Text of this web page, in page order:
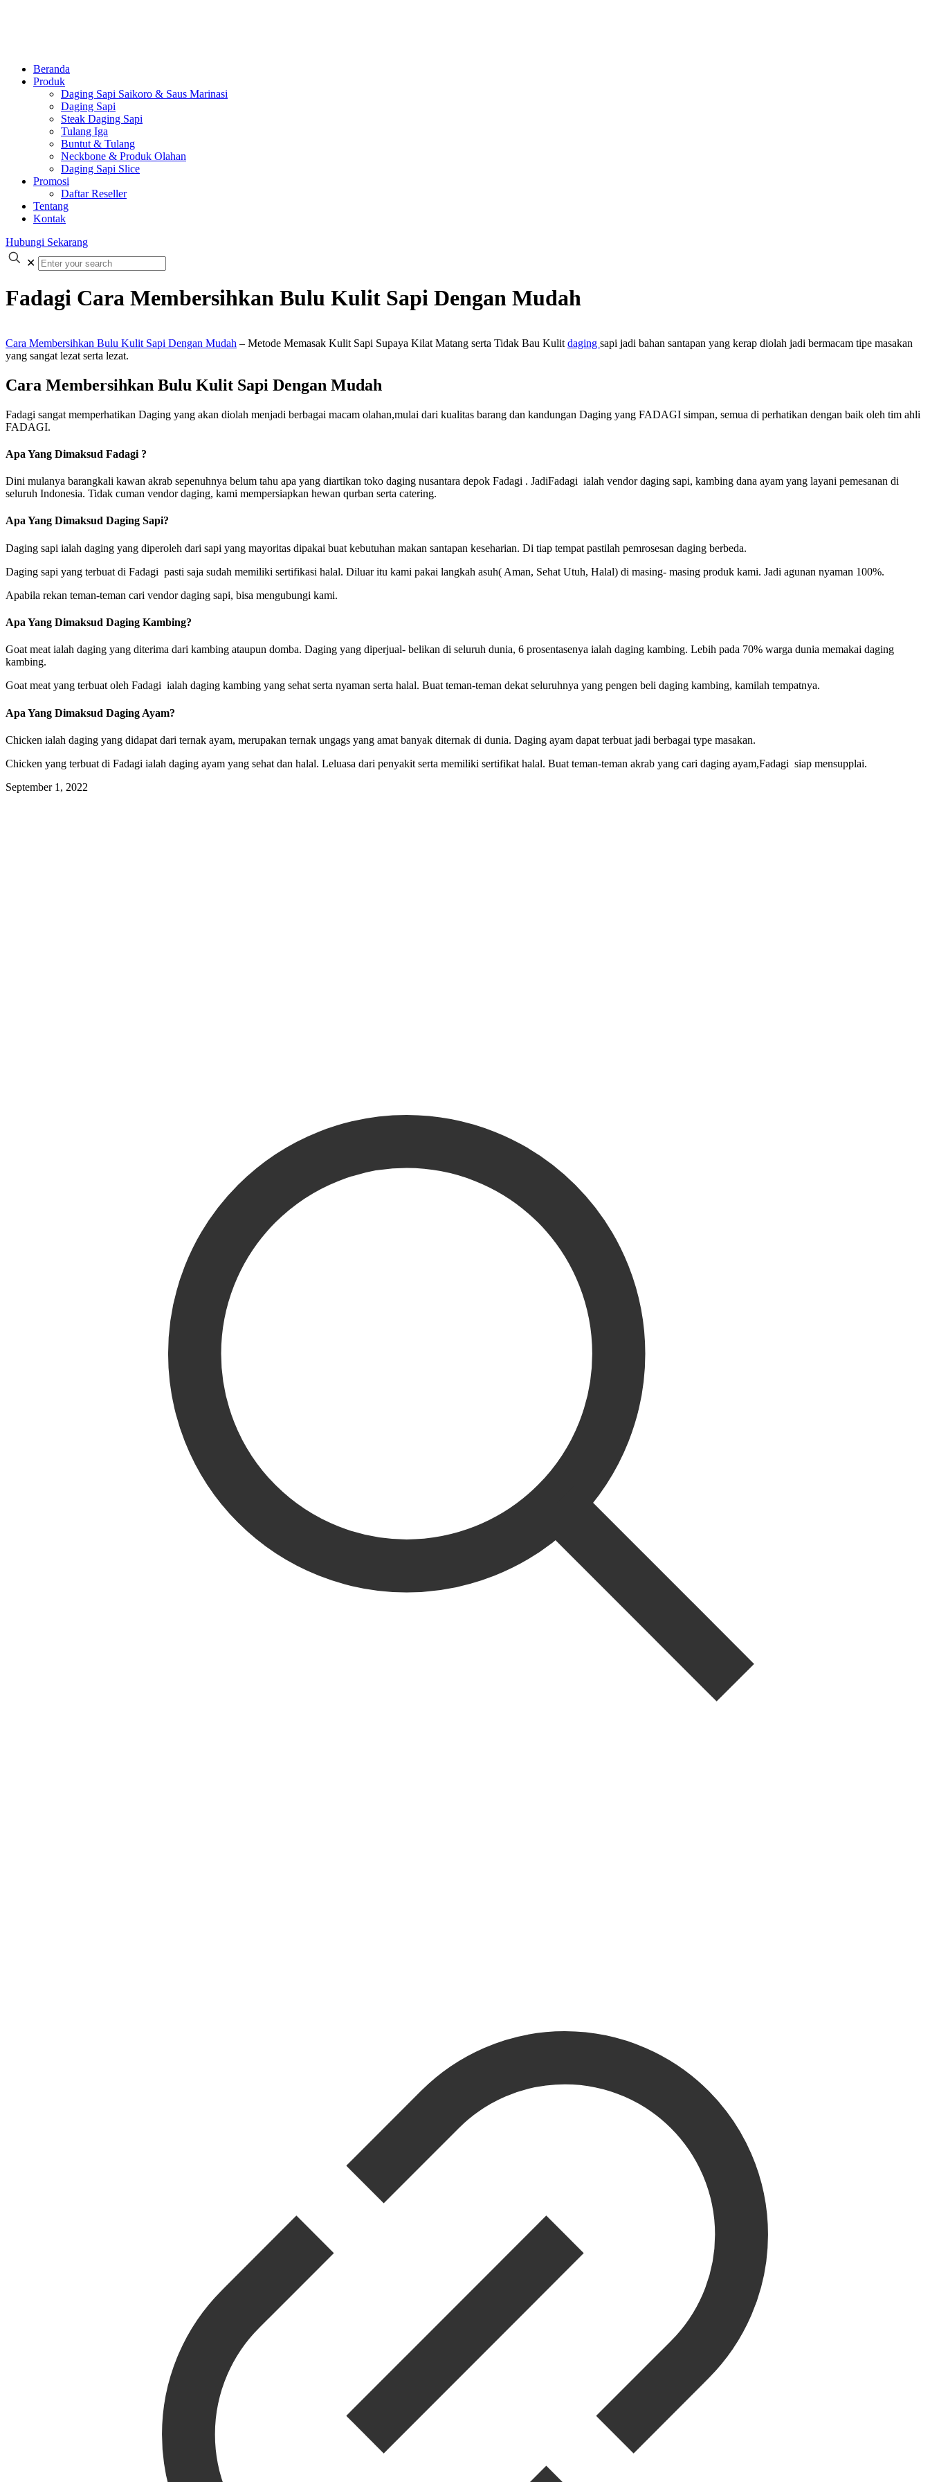
Beranda
Produk
Daging Sapi Saikoro & Saus Marinasi
Daging Sapi
Steak Daging Sapi
Tulang Iga
Buntut & Tulang
Neckbone & Produk Olahan
Daging Sapi Slice
Promosi
Daftar Reseller
Tentang
Kontak
Hubungi Sekarang
✕
Fadagi Cara Membersihkan Bulu Kulit Sapi Dengan Mudah
Cara Membersihkan Bulu Kulit Sapi Dengan Mudah – Metode Memasak Kulit Sapi Supaya Kilat Matang serta Tidak Bau Kulit daging sapi jadi bahan santapan yang kerap diolah jadi bermacam tipe masakan
yang sangat lezat serta lezat.
Cara Membersihkan Bulu Kulit Sapi Dengan Mudah
Fadagi sangat memperhatikan Daging yang akan diolah menjadi berbagai macam olahan,mulai dari kualitas barang dan kandungan Daging yang FADAGI simpan, semua di perhatikan dengan baik oleh tim ahli
FADAGI.
Apa Yang Dimaksud Fadagi ?
Dini mulanya barangkali kawan akrab sepenuhnya belum tahu apa yang diartikan toko daging nusantara depok Fadagi . JadiFadagi ialah vendor daging sapi, kambing dana ayam yang layani pemesanan di
seluruh Indonesia. Tidak cuman vendor daging, kami mempersiapkan hewan qurban serta catering.
Apa Yang Dimaksud Daging Sapi?
Daging sapi ialah daging yang diperoleh dari sapi yang mayoritas dipakai buat kebutuhan makan santapan keseharian. Di tiap tempat pastilah pemrosesan daging berbeda.
Daging sapi yang terbuat di Fadagi pasti saja sudah memiliki sertifikasi halal. Diluar itu kami pakai langkah asuh( Aman, Sehat Utuh, Halal) di masing- masing produk kami. Jadi agunan nyaman 100%.
Apabila rekan teman-teman cari vendor daging sapi, bisa mengubungi kami.
Apa Yang Dimaksud Daging Kambing?
Goat meat ialah daging yang diterima dari kambing ataupun domba. Daging yang diperjual- belikan di seluruh dunia, 6 prosentasenya ialah daging kambing. Lebih pada 70% warga dunia memakai daging
kambing.
Goat meat yang terbuat oleh Fadagi ialah daging kambing yang sehat serta nyaman serta halal. Buat teman-teman dekat seluruhnya yang pengen beli daging kambing, kamilah tempatnya.
Apa Yang Dimaksud Daging Ayam?
Chicken ialah daging yang didapat dari ternak ayam, merupakan ternak ungags yang amat banyak diternak di dunia. Daging ayam dapat terbuat jadi berbagai type masakan.
Chicken yang terbuat di Fadagi ialah daging ayam yang sehat dan halal. Leluasa dari penyakit serta memiliki sertifikat halal. Buat teman-teman akrab yang cari daging ayam,Fadagi siap mensupplai.
September 1, 2022